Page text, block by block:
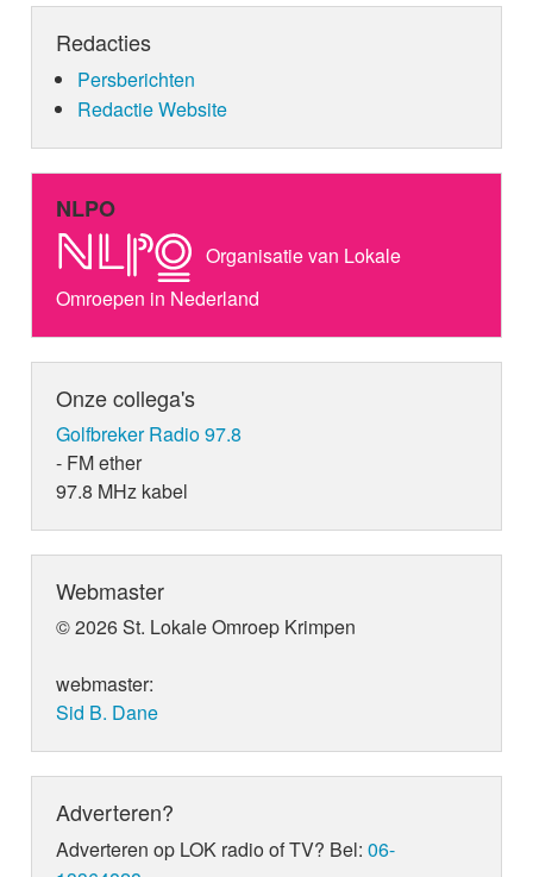
Redacties
Persberichten
Redactie Website
NLPO
Organisatie van Lokale
Omroepen in Nederland
Onze collega's
Golfbreker Radio 97.8
- FM ether
97.8 MHz kabel
Webmaster
© 2026 St. Lokale Omroep Krimpen
webmaster:
Sid B. Dane
Adverteren?
Adverteren op LOK radio of TV? Bel:06-